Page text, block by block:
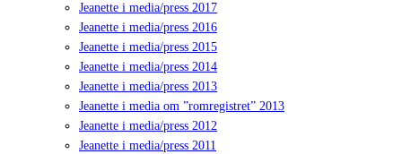
Jeanette i media/press 2017
Jeanette i media/press 2016
Jeanette i media/press 2015
Jeanette i media/press 2014
Jeanette i media/press 2013
Jeanette i media om ”romregistret” 2013
Jeanette i media/press 2012
Jeanette i media/press 2011